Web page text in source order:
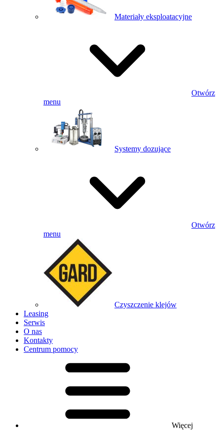
Materiały eksploatacyjne
Otwórz
menu
Systemy dozujące
Otwórz
menu
Czyszczenie klejów
Leasing
Serwis
O nas
Kontakty
Centrum pomocy
Więcej